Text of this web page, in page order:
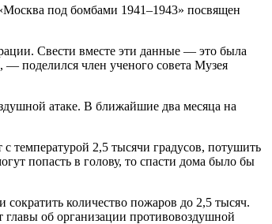
под бомбами 1941–1943» посвящен
Свести вместе эти данные — это была
— поделился член ученого совета Музея
атаке. В ближайшие два месяца на
температурой 2,5 тысячи градусов, потушить
попасть в голову, то спасти дома было бы
количество пожаров до 2,5 тысяч.
главы об организации противовоздушной